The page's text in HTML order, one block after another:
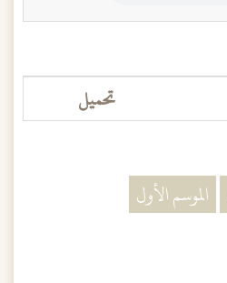
تحميل
الموسم الأول